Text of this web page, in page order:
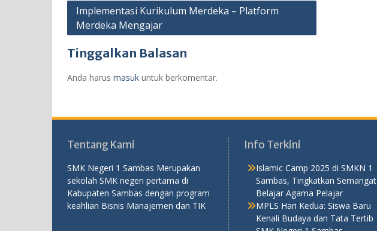
Navigasi
pos
Implementasi Kurikulum Merdeka – Platform
Merdeka Mengajar
Tinggalkan Balasan
Anda harus masuk untuk berkomentar.
Tentang Kami
SMK Negeri 1 Sambas Merupakan
sekolah SMK negeri pertama di
Kabupaten Sambas dengan program
keahlian Bisnis Manajemen dan TIK
Info Terkini
Islamic Camp 2025 di SMKN 1
Sambas, Tingkatkan Semangat
Belajar Agama Pelajar
MPLS Hari Kedua: Siswa Baru
Kenali Budaya dan Tata Tertib